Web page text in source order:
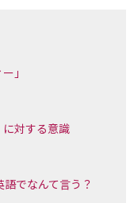
」
に対する意識
語でなんて言う？